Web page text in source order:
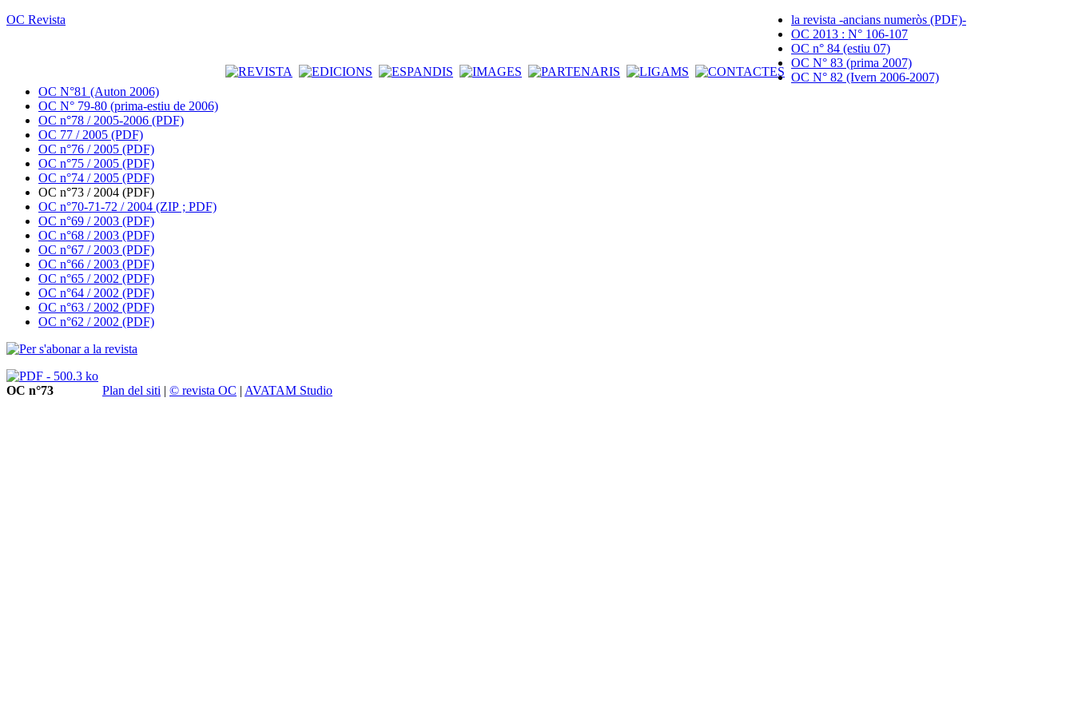
OC Revista
la revista -ancians numeròs (PDF)-
OC 2013 : N° 106-107
OC n° 84 (estiu 07)
OC N° 83 (prima 2007)
OC N° 82 (Ivern 2006-2007)
OC N°81 (Auton 2006)
OC N° 79-80 (prima-estiu de 2006)
OC n°78 / 2005-2006 (PDF)
OC 77 / 2005 (PDF)
OC n°76 / 2005 (PDF)
OC n°75 / 2005 (PDF)
OC n°74 / 2005 (PDF)
OC n°73 / 2004 (PDF)
OC n°70-71-72 / 2004 (ZIP ; PDF)
OC n°69 / 2003 (PDF)
OC n°68 / 2003 (PDF)
OC n°67 / 2003 (PDF)
OC n°66 / 2003 (PDF)
OC n°65 / 2002 (PDF)
OC n°64 / 2002 (PDF)
OC n°63 / 2002 (PDF)
OC n°62 / 2002 (PDF)
OC n°73 Plan del siti | © revista OC | AVATAM Studio